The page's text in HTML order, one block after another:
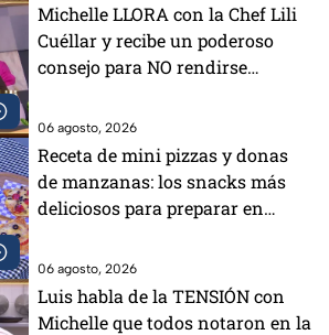
Michelle LLORA con la Chef Lili
Cuéllar y recibe un poderoso
consejo para NO rendirse
06 agosto, 2026
Receta de mini pizzas y donas
de manzanas: los snacks más
deliciosos para preparar en
06 agosto, 2026
Luis habla de la TENSIÓN con
Michelle que todos notaron en la